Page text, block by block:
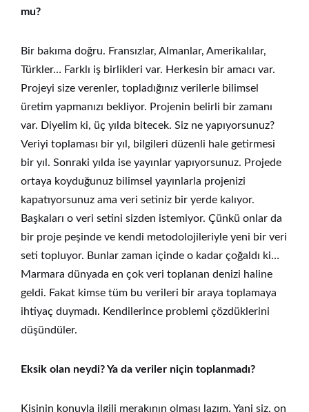
mu?
Bir bakıma doğru. Fransızlar, Almanlar, Amerikalılar,
Türkler… Farklı iş birlikleri var. Herkesin bir amacı var.
Projeyi size verenler, topladığınız verilerle bilimsel
üretim yapmanızı bekliyor. Projenin belirli bir zamanı
var. Diyelim ki, üç yılda bitecek. Siz ne yapıyorsunuz?
Veriyi toplaması bir yıl, bilgileri düzenli hale getirmesi
bir yıl. Sonraki yılda ise yayınlar yapıyorsunuz. Projede
ortaya koyduğunuz bilimsel yayınlarla projenizi
kapatıyorsunuz ama veri setiniz bir yerde kalıyor.
Başkaları o veri setini sizden istemiyor. Çünkü onlar da
bir proje peşinde ve kendi metodolojileriyle yeni bir veri
seti topluyor. Bunlar zaman içinde o kadar çoğaldı ki…
Marmara dünyada en çok veri toplanan denizi haline
geldi. Fakat kimse tüm bu verileri bir araya toplamaya
ihtiyaç duymadı. Kendilerince problemi çözdüklerini
düşündüler.
Eksik olan neydi? Ya da veriler niçin toplanmadı?
Kişinin konuyla ilgili merakının olması lazım. Yani siz, on